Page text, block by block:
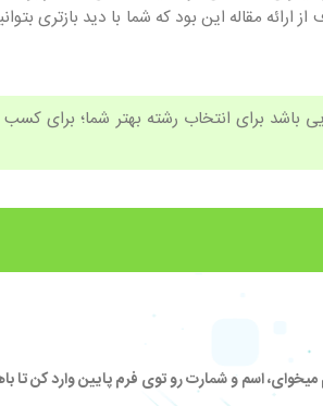
مقاله این بود که شما با دید بازتری
برای انتخاب رشته بهتر شما؛ برای کسب